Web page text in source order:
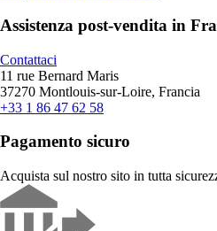
Assistenza post-vendita in
Contattaci
11 rue Bernard Maris
37270 Montlouis-sur-Loire, Francia
+33 1 86 47 62 58
Pagamento sicuro
Acquista sul nostro sito in tutta